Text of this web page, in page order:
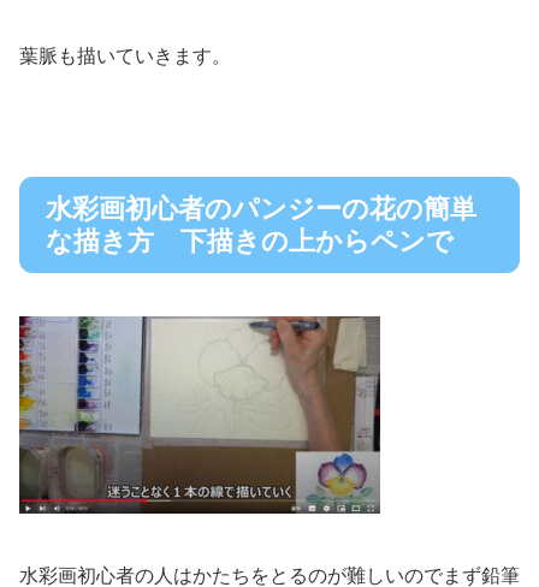
葉脈も描いていきます。
水彩画初心者のパンジーの花の簡単
な描き方 下描きの上からペンで
水彩画初心者の人はかたちをとるのが難しいのでまず鉛筆